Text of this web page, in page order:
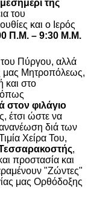
της
του
και ο Ιερός
Π.Μ. – 9:30 Μ.Μ.
του Πύργου, αλλά
μας Μητροπόλεως,
και στο
όπως
στον φιλάγιο
έτσι ώστε να
διά των
Χείρα Του,
,
προστασία και
"Ζώντες"
μας Ορθόδοξης